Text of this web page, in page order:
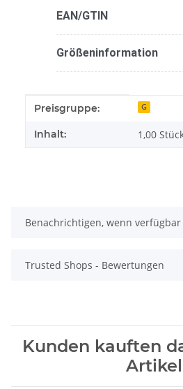
EAN/GTIN
Größeninformation
Produkteigenschaft
Wert
Preisgruppe: G
Inhalt: 1,00
Benachrichtigen, wenn verfügbar
Trusted Shops - Bewertungen
Kunden kauften